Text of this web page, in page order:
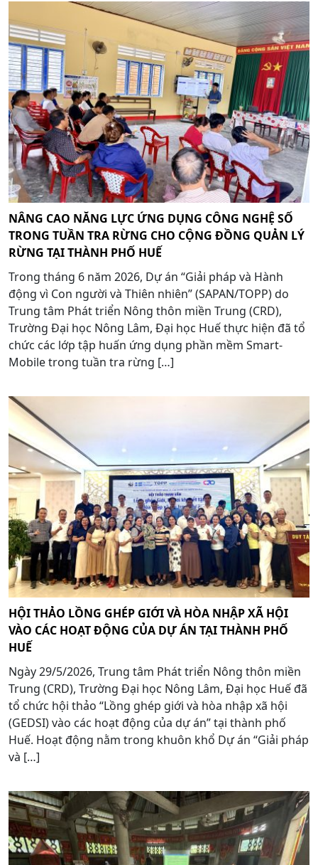
NÂNG CAO NĂNG LỰC ỨNG DỤNG CÔNG NGHỆ SỐ
TRONG TUẦN TRA RỪNG CHO CỘNG ĐỒNG QUẢN LÝ
RỪNG TẠI THÀNH PHỐ HUẾ
Trong tháng 6 năm 2026, Dự án “Giải pháp và Hành
động vì Con người và Thiên nhiên” (SAPAN/TOPP) do
Trung tâm Phát triển Nông thôn miền Trung (CRD),
Trường Đại học Nông Lâm, Đại học Huế thực hiện đã tổ
chức các lớp tập huấn ứng dụng phần mềm Smart-
Mobile trong tuần tra rừng […]
HỘI THẢO LỒNG GHÉP GIỚI VÀ HÒA NHẬP XÃ HỘI
VÀO CÁC HOẠT ĐỘNG CỦA DỰ ÁN TẠI THÀNH PHỐ
HUẾ
Ngày 29/5/2026, Trung tâm Phát triển Nông thôn miền
Trung (CRD), Trường Đại học Nông Lâm, Đại học Huế đã
tổ chức hội thảo “Lồng ghép giới và hòa nhập xã hội
(GEDSI) vào các hoạt động của dự án” tại thành phố
Huế. Hoạt động nằm trong khuôn khổ Dự án “Giải pháp
và […]